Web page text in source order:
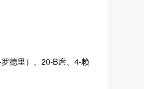
德里）、20-B席、4-赖